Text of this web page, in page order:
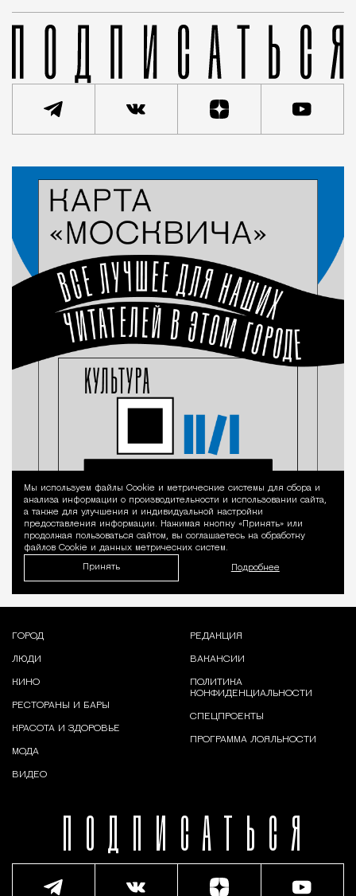
Уведомление
Мы используем файлы Сookie и метрические системы для сбора и
анализа информации о производительности и использовании сайта,
а также для улучшения и индивидуальной настройки
предоставления информации. Нажимая кнопку «Принять» или
продолжая пользоваться сайтом, вы соглашаетесь на обработку
файлов Cookie и данных метрических систем.
Принять Подробнее
ПОДПИСАТЬСЯ
ГОРОД
ЛЮДИ
КИНО
РЕСТОРАНЫ И БАРЫ
КРАСОТА И ЗДОРОВЬЕ
МОДА
ВИДЕО
РЕДАКЦИЯ
ВАКАНСИИ
ПОЛИТИКА
КОНФИДЕНЦИАЛЬНОСТИ
СПЕЦПРОЕКТЫ
ПРОГРАММА ЛОЯЛЬНОСТИ